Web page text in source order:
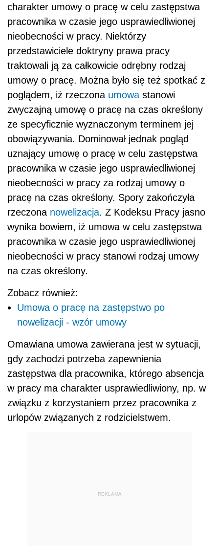
charakter umowy o pracę w celu zastępstwa
pracownika w czasie jego usprawiedliwionej
nieobecności w pracy. Niektórzy
przedstawiciele doktryny prawa pracy
traktowali ją za całkowicie odrębny rodzaj
umowy o pracę. Można było się też spotkać z
poglądem, iż rzeczona umowa stanowi
zwyczajną umowę o pracę na czas określony
ze specyficznie wyznaczonym terminem jej
obowiązywania. Dominował jednak pogląd
uznający umowę o pracę w celu zastępstwa
pracownika w czasie jego usprawiedliwionej
nieobecności w pracy za rodzaj umowy o
pracę na czas określony. Spory zakończyła
rzeczona nowelizacja. Z Kodeksu Pracy jasno
wynika bowiem, iż umowa w celu zastępstwa
pracownika w czasie jego usprawiedliwionej
nieobecności w pracy stanowi rodzaj umowy
na czas określony.
Zobacz również:
Umowa o pracę na zastępstwo po
nowelizacji - wzór umowy
Omawiana umowa zawierana jest w sytuacji,
gdy zachodzi potrzeba zapewnienia
zastępstwa dla pracownika, którego absencja
w pracy ma charakter usprawiedliwiony, np. w
związku z korzystaniem przez pracownika z
urlopów związanych z rodzicielstwem.
REKLAMA